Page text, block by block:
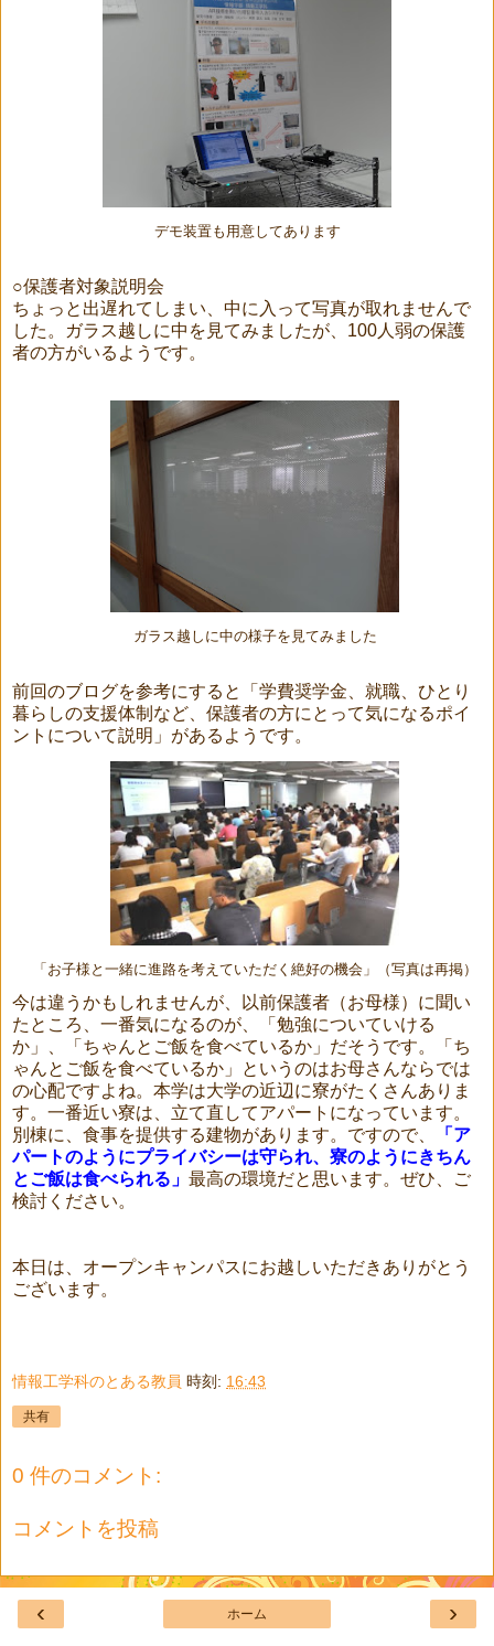
デモ装置も用意してあります
○保護者対象説明会
ちょっと出遅れてしまい、中に入って写真が取れませんで
した。ガラス越しに中を見てみましたが、100人弱の保護
者の方がいるようです。
ガラス越しに中の様子を見てみました
前回のブログを参考にすると「学費奨学金、就職、ひとり
暮らしの支援体制など、保護者の方にとって気になるポイ
ン トについて説明」があるようです。
「お子様と一緒に進路を考えていただく絶好の機会」（写真は再掲）
今は違うかもしれませんが、以前保護者（お母様）に聞い
たところ、一番気になるのが、「勉強についていける
か」、「ちゃんとご飯を食べているか」だそうです。「ち
ゃんとご飯を食べているか」というのはお母さんならでは
の心配ですよね。本学は大学の近辺に寮がたくさんありま
す。一番近い寮は、立て直してアパートになっています。
別棟に、食事を提供する建物があります。ですので、
「ア
パートのようにプライバシーは守られ、寮のようにきちん
とご飯は食べられる」 最高の環境だと思います。ぜひ、ご
検討ください。
本日は、オープンキャンパスにお越しいただきありがとう
ございます。
情報工学科のとある教員 時刻: 16:43
共有
0 件のコメント:
コメントを投稿
‹ ›
ホーム